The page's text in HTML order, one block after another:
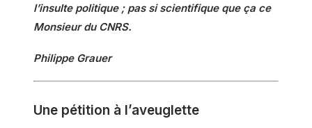
l’insulte politique ; pas si scientifique que ça ce
Monsieur du CNRS.
Philippe Grauer
Une pétition à l’aveuglette